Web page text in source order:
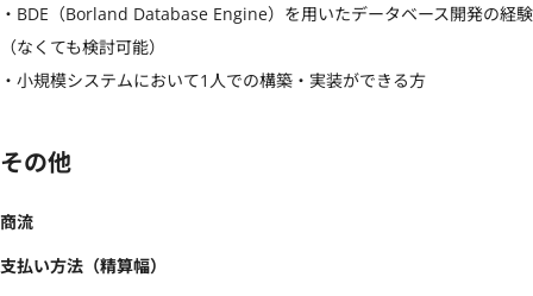
・BDE（Borland Database Engine）を用いたデータベース開発の経験
（なくても検討可能）
・小規模システムにおいて1人での構築・実装ができる方
その他
商流
支払い方法（精算幅）